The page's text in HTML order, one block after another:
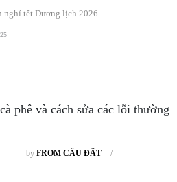
nghỉ tết Dương lịch 2026
phê và cách sửa các lỗi thường
by FROM CẦU ĐẤT
/